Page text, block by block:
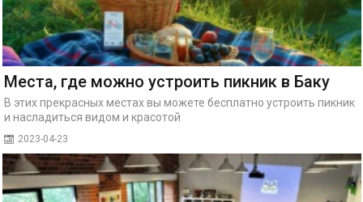
Места, где можно устроить пикник в Баку
В этих прекрасных местах вы можете бесплатно устроить пикник
и насладиться видом и красотой
2023-04-23